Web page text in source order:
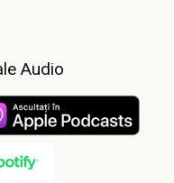
Audio